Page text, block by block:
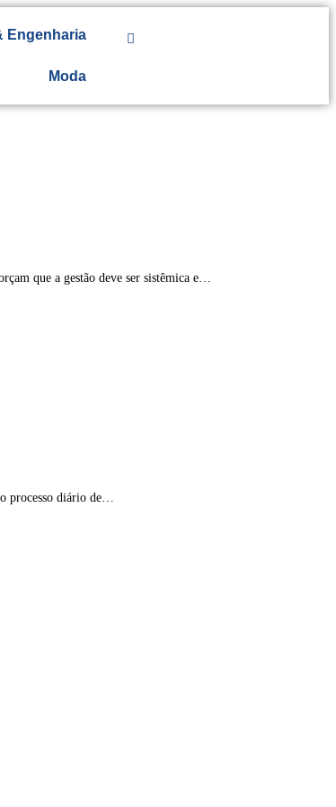
Engenharia
Moda
que a gestão deve ser sistêmica e…
processo diário de…